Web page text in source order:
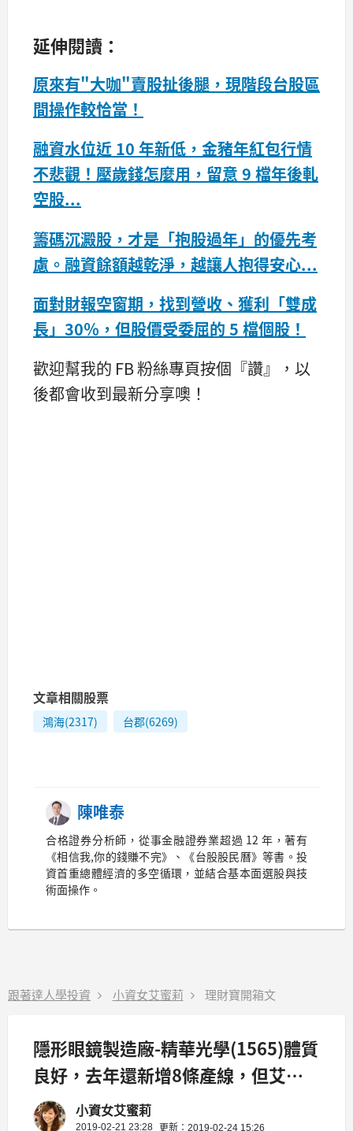
延伸閱讀：
原來有"大咖"賣股扯後腿，現階段台股區
間操作較恰當！
融資水位近 10 年新低，金豬年紅包行情
不悲觀！壓歲錢怎麼用，留意 9 檔年後軋
空股...
籌碼沉澱股，才是「抱股過年」的優先考
慮。融資餘額越乾淨，越讓人抱得安心...
面對財報空窗期，找到營收、獲利「雙成
長」30％，但股價受委屈的 5 檔個股！
歡迎幫我的 FB 粉絲專頁按個『讚』，以
後都會收到最新分享噢！
文章相關股票
鴻海(2317) 台郡(6269)
陳唯泰
合格證券分析師，從事金融證券業超過 12 年，著有
《相信我,你的錢賺不完》、《台股股民曆》等書。投
資首重總體經濟的多空循環，並結合基本面選股與技
術面操作。
跟著達人學投資 小資女艾蜜莉 理財寶開箱文
隱形眼鏡製造廠-精華光學(1565)體質
良好，去年還新增8條產線，但艾蜜
莉的提醒是：注意毛利率！
小資女艾蜜莉
2019-02-21 23:28 更新：2019-02-24 15:26